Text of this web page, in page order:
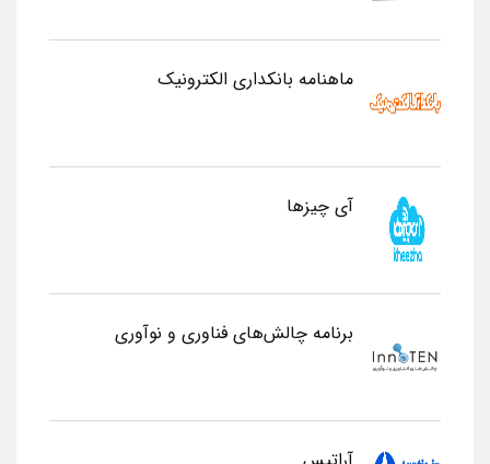
ماهنامه بانکداری الکترونیک
آی چیزها
برنامه چالش‌های فناوری و نوآوری